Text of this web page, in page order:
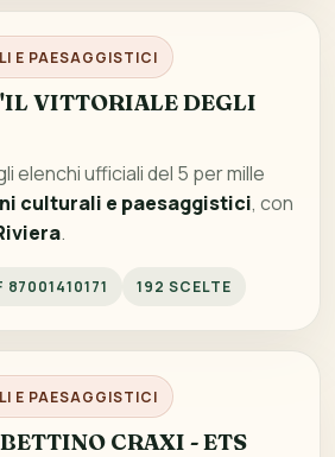
E PAESAGGISTICI
VITTORIALE DEGLI
elenchi ufficiali del 5 per mille
culturali e paesaggistici, con
.
87001410171 192 SCELTE
E PAESAGGISTICI
CRAXI - ETS